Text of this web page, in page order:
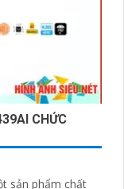
CHỨC
sản phẩm chất